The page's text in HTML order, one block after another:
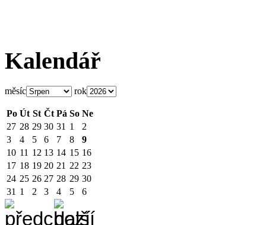
Kalendář
měsíc rok
Po Út St Čt Pá So Ne
27 28 29 30 31 1
2
3
4 5 6 7 8
9
10 11 12 13 14 15 16
17 18 19 20 21 22 23
24 25 26 27 28 29 30
31 1 2 3 4 5 6